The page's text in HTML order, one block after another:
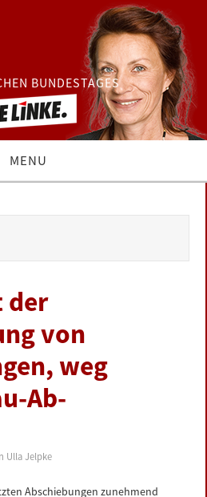
BUNDESTAGES
MENU
der
von
weg
Ab-
Ulla Jelpke
Abschiebungen zunehmend